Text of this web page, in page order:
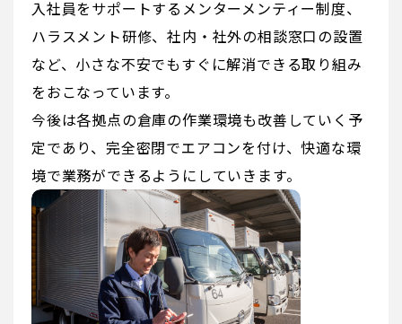
入社員をサポートするメンターメンティー制度、
ハラスメント研修、社内・社外の相談窓口の設置
など、小さな不安でもすぐに解消できる取り組み
をおこなっています。
今後は各拠点の倉庫の作業環境も改善していく予
定であり、完全密閉でエアコンを付け、快適な環
境で業務ができるようにしていきます。